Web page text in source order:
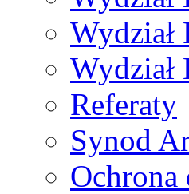
Wydział
Wydział
Referaty
Synod
Ochrona